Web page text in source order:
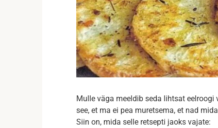
Mulle väga meeldib seda lihtsat
see, et ma ei pea muretsema, et nad
Siin on, mida selle retsepti jaoks vajate: